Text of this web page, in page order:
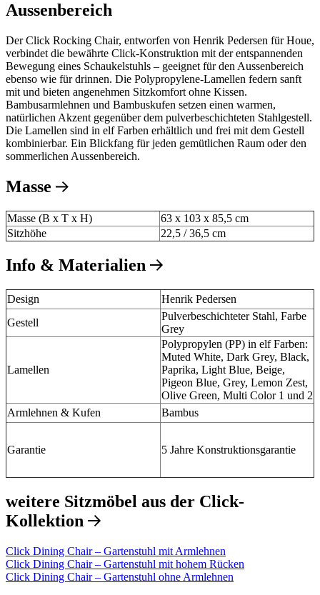
Aussenbereich
Der Click Rocking Chair, entworfen von Henrik Pedersen für Houe,
verbindet die bewährte Click-Konstruktion mit der entspannenden
Bewegung eines Schaukelstuhls – geeignet für den Aussenbereich
ebenso wie für drinnen. Die Polypropylene-Lamellen federn sanft
mit und bieten angenehmen Sitzkomfort ohne Kissen.
Bambusarmlehnen und Bambuskufen setzen einen warmen,
natürlichen Akzent gegenüber dem pulverbeschichteten Stahlgestell.
Die Lamellen sind in elf Farben erhältlich und frei mit dem Gestell
kombinierbar. Ein Blickfang für jeden gemütlichen Raum oder den
sommerlichen Aussenbereich.
Masse
Masse (B x T x H)
63 x 103 x 85,5 cm
Sitzhöhe
22,5 / 36,5 cm
Info & Materialien
Design
Henrik Pedersen
Gestell
Pulverbeschichteter Stahl, Farbe
Grey
Lamellen
Polypropylen (PP) in elf Farben:
Muted White, Dark Grey, Black,
Paprika, Light Blue, Beige,
Pigeon Blue, Grey, Lemon Zest,
Olive Green, Multi Color 1 und 2
Armlehnen & Kufen
Bambus
Garantie 5 Jahre Konstruktionsgarantie
weitere Sitzmöbel aus der Click-
Kollektion
Click Dining Chair – Gartenstuhl mit Armlehnen
Click Dining Chair – Gartenstuhl mit hohem Rücken
Click Dining Chair – Gartenstuhl ohne Armlehnen